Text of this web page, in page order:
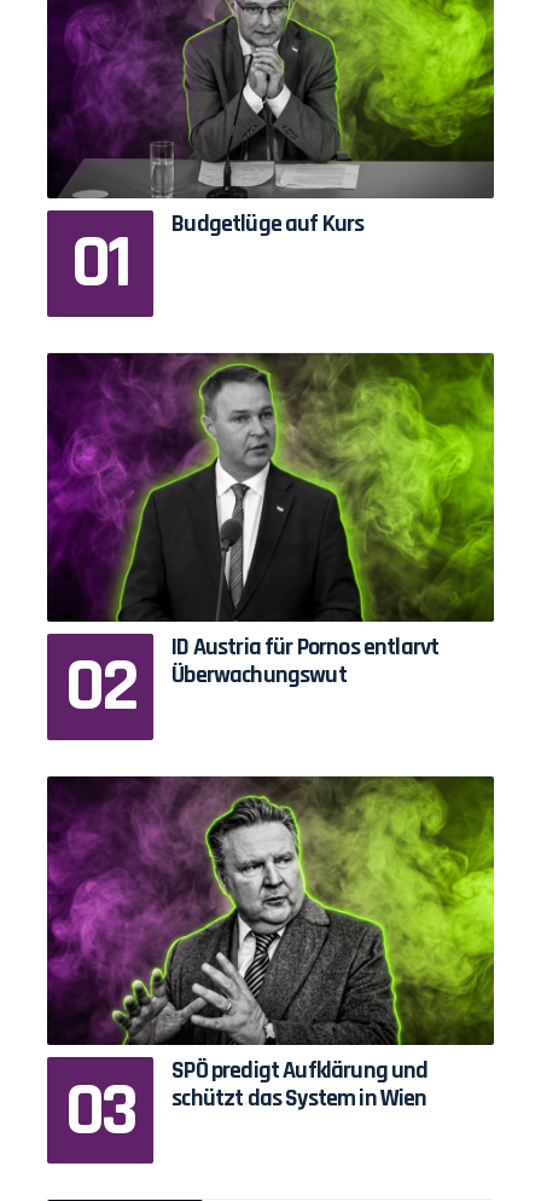
Budgetlüge auf Kurs
ID Austria für Pornos entlarvt
Überwachungswut
SPÖ predigt Aufklärung und
schützt das System in Wien